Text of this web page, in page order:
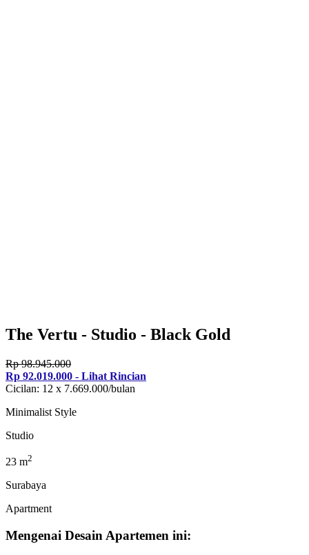
The Vertu - Studio - Black Gold
Rp 98.945.000
Rp 92.019.000 - Lihat Rincian
Cicilan: 12 x 7.669.000/bulan
Minimalist Style
Studio
23 m2
Surabaya
Apartment
Mengenai Desain Apartemen ini: